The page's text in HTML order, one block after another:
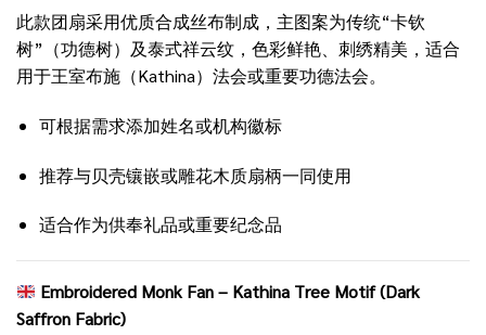
此款团扇采用优质合成丝布制成，主图案为传统“卡钦
树”（功德树）及泰式祥云纹，色彩鲜艳、刺绣精美，适合
用于王室布施（Kathina）法会或重要功德法会。
可根据需求添加姓名或机构徽标
推荐与贝壳镶嵌或雕花木质扇柄一同使用
适合作为供奉礼品或重要纪念品
Embroidered Monk Fan – Kathina Tree Motif (Dark
Saffron Fabric)